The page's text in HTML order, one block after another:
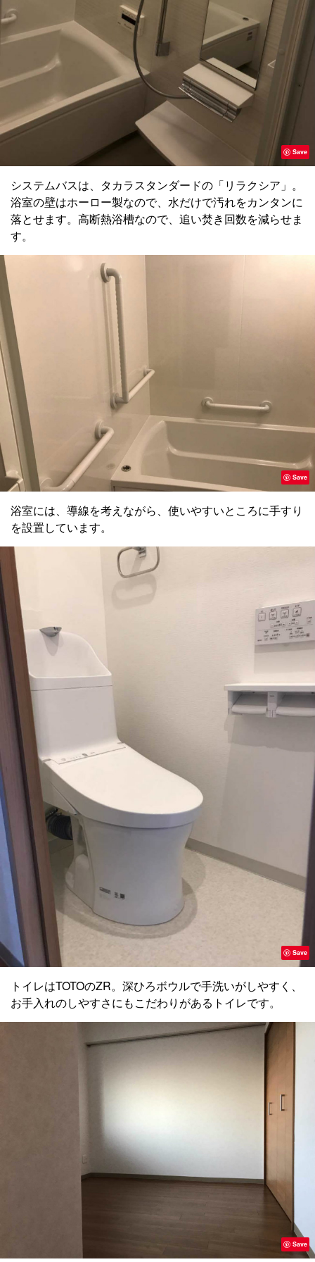
Save
システムバスは、タカラスタンダードの「リラクシア」。
浴室の壁はホーロー製なので、水だけで汚れをカンタンに
落とせます。高断熱浴槽なので、追い焚き回数を減らせま
す。
Save
浴室には、導線を考えながら、使いやすいところに手すり
を設置しています。
Save
トイレはTOTOのZR。深ひろボウルで手洗いがしやすく、
お手入れのしやすさにもこだわりがあるトイレです。
Save